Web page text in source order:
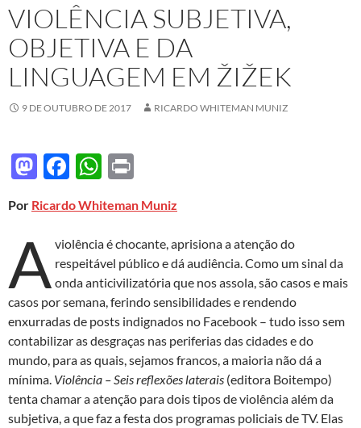
VIOLÊNCIA SUBJETIVA,
OBJETIVA E DA
LINGUAGEM EM ŽIŽEK
9 DE OUTUBRO DE 2017 RICARDO WHITEMAN MUNIZ
M
to
d
o
n
F
e
b
o
o
k
W
at
s
A
p
p
nt
Por Ricardo Whiteman Muniz
A violência é chocante, aprisiona a atenção do
respeitável público e dá audiência. Como um sinal da
onda anticivilizatória que nos assola, são casos e mais
casos por semana, ferindo sensibilidades e rendendo
enxurradas de posts indignados no Facebook – tudo isso sem
contabilizar as desgraças nas periferias das cidades e do
mundo, para as quais, sejamos francos, a maioria não dá a
mínima. Violência – Seis reflexões laterais (editora Boitempo)
tenta chamar a atenção para dois tipos de violência além da
subjetiva, a que faz a festa dos programas policiais de TV. Elas